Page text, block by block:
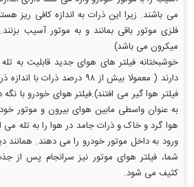
می باشند. زیرا این ذرات به اندازه کافی ریز
میکرون می باشد)
خوشبختانه فیلتر های هوای جدید قابلیت به
فیلتر هوا گیر می افتند).فیلتر هوای خودرو با نگه
به عنوان واسطی مابین هوای بیرون و موتور
هوا گرد و خاک و ذرات جامد در هوا را به تله می
ورود به داخل موتور خودرو را می دهند. همانند
شما، فیلتر هوای موتور نیز سرانجام پس از
کثیف می شود.